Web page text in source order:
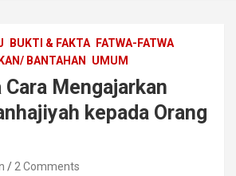
BUKTI & FAKTA
FATWA-FATWA
BANTAHAN UMUM
Cara Mengajarkan
kepada Orang
2 Comments